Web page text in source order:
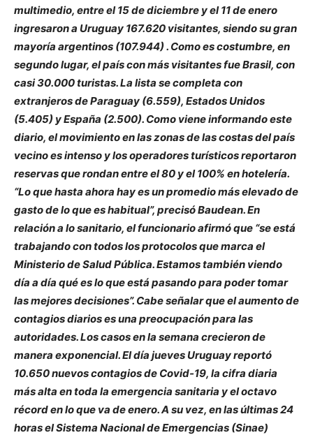
multimedio, entre el 15 de diciembre y el 11 de enero
ingresaron a Uruguay 167.620 visitantes, siendo su gran
mayoría argentinos (107.944) . Como es costumbre, en
segundo lugar, el país con más visitantes fue Brasil, con
casi 30.000 turistas. La lista se completa con
extranjeros de Paraguay (6.559), Estados Unidos
(5.405) y España (2.500). Como viene informando este
diario, el movimiento en las zonas de las costas del país
vecino es intenso y los operadores turísticos reportaron
reservas que rondan entre el 80 y el 100% en hotelería.
“Lo que hasta ahora hay es un promedio más elevado de
gasto de lo que es habitual”, precisó Baudean. En
relación a lo sanitario, el funcionario afirmó que “se está
trabajando con todos los protocolos que marca el
Ministerio de Salud Pública. Estamos también viendo
día a día qué es lo que está pasando para poder tomar
las mejores decisiones”. Cabe señalar que el aumento de
contagios diarios es una preocupación para las
autoridades. Los casos en la semana crecieron de
manera exponencial. El día jueves Uruguay reportó
10.650 nuevos contagios de Covid-19, la cifra diaria
más alta en toda la emergencia sanitaria y el octavo
récord en lo que va de enero. A su vez, en las últimas 24
horas el Sistema Nacional de Emergencias (Sinae)